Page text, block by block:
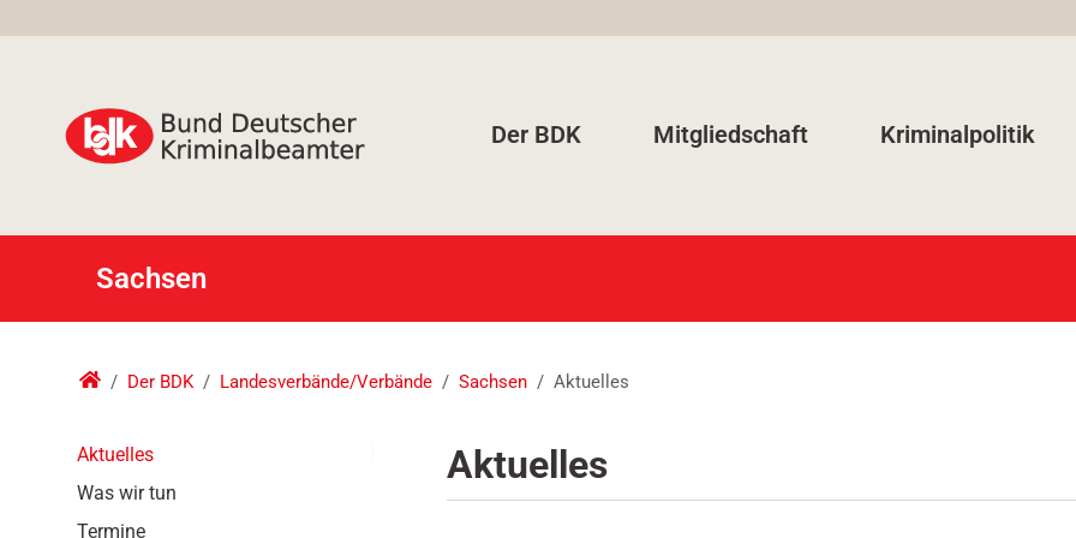
Der BDK Mitgliedschaft Kriminalpolitik
Sachsen
Der BDK Landesverbände/Verbände Sachsen Aktuelles
Aktuelles
Aktuelles
Was wir tun
Termine